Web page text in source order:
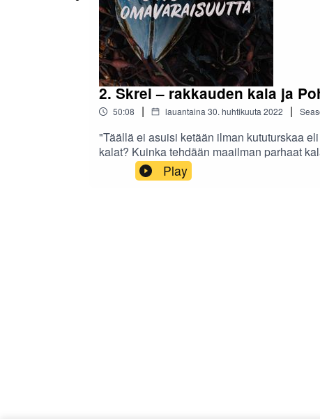
2. Skrei – rakkauden kala ja
50:08 | lauantaina 30. huhtikuuta 2022 |
"Täällä ei asuisi ketään ilman kututurskaa
kalat? Kuinka tehdään maailman parhaat
keskustelevat Pohjois-Norjan
saa helposti (niin halutessaan)
Play